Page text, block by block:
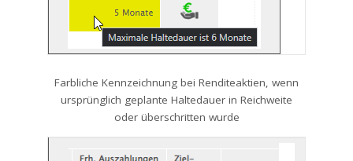
Farbliche Kennzeichnung bei Renditeaktien, wenn
ursprünglich geplante Haltedauer in Reichweite
oder überschritten wurde